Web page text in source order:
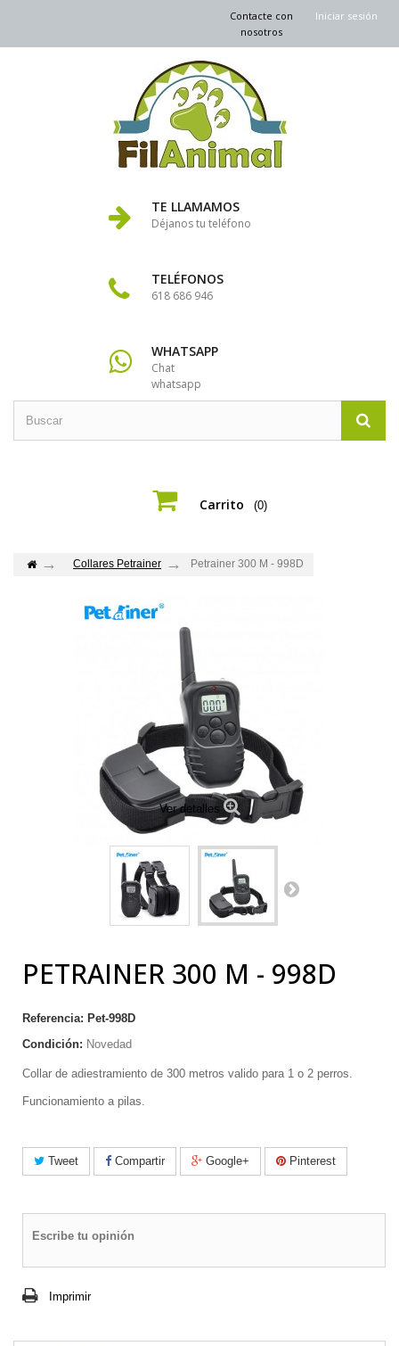
Iniciar sesión
Contacte con
nosotros
TE LLAMAMOS
Déjanos tu teléfono
TELÉFONOS
618 686 946
WHATSAPP
Chat
whatsapp
Carrito (0)
Collares Petrainer Petrainer 300 M - 998D
Ver detalles
PETRAINER 300 M - 998D
Referencia: Pet-998D
Condición: Novedad
Collar de adiestramiento de 300 metros valido para 1 o 2 perros.
Funcionamiento a pilas.
Tweet Compartir Google+ Pinterest
Escribe tu opinión
Imprimir